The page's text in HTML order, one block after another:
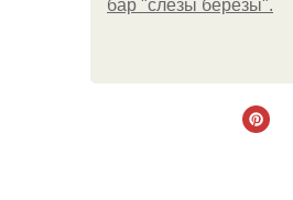
бар "слезы березы".